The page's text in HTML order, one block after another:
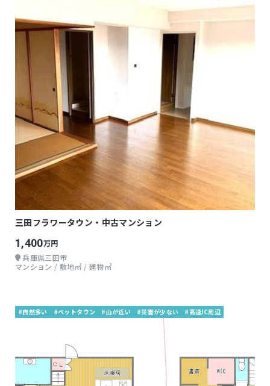
三田フラワータウン・中古マンション
1,400万円
兵庫県三田市
マンション / 敷地㎡ / 建物㎡
#自然多い #ベットタウン #山が近い #災害が少ない #高速IC周辺